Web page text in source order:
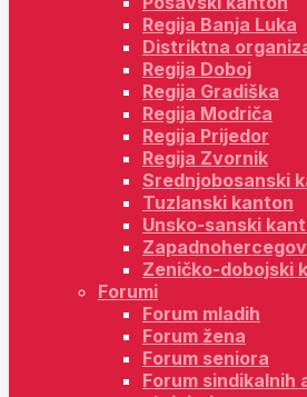
Regija Banja Luka
Distriktna
Regija Doboj
Regija Gradiška
Regija Modriča
Regija Prijedor
Regija Zvornik
Srednjobosanski
Tuzlanski kanton
Unsko-sanski
Zeničko-dobojski
Forumi
Forum mladih
Forum žena
Forum seniora
Forum sindikalnih